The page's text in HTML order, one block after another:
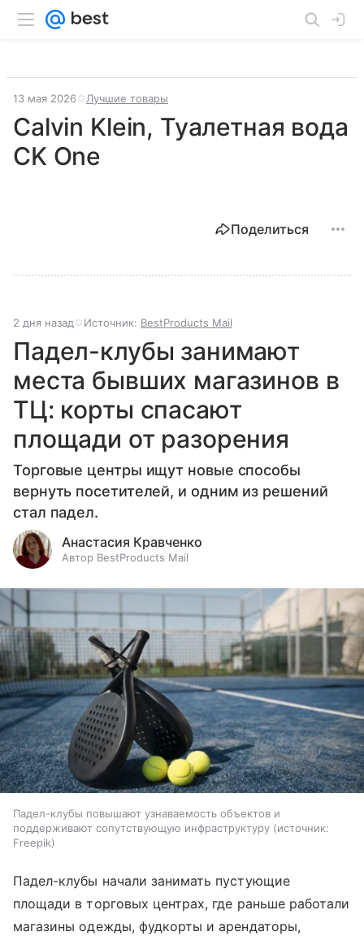
13 мая 2026 Лучшие товары
Calvin Klein, Туалетная вода
CK One
Поделиться
2 дня назад Источник: BestProducts Mail
Падел-клубы занимают
места бывших магазинов в
ТЦ: корты спасают
площади от разорения
Торговые центры ищут новые способы
вернуть посетителей, и одним из решений
стал падел.
Анастасия Кравченко
Автор BestProducts Mail
Падел-клубы повышают узнаваемость объектов и
поддерживают сопутствующую инфраструктуру
источник:
Freepik
Падел-клубы начали занимать пустующие
площади в торговых центрах, где раньше работали
магазины одежды, фудкорты и арендаторы,